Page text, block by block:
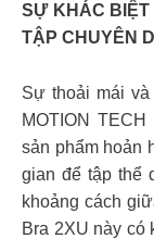
SỰ KHÁC
TẬP CHUYÊN
Sự thoải mái
MOTION
sản phẩm hoản
gian để tập thể
khoảng cách
Bra 2XU này có